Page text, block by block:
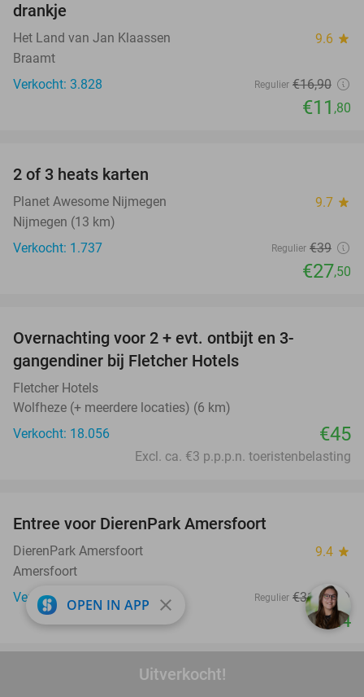
Uitverkocht!
drankje
Het Land van Jan Klaassen 9.6 star
Braamt
Verkocht: 3.828
Regulier €16,90
€11 ,80
2 of 3 heats karten
Planet Awesome Nijmegen 9.7 star
Nijmegen (13 km)
Verkocht: 1.737
Regulier €39
€27,50
Overnachting voor 2 + evt. ontbijt en 3-
gangendiner bij Fletcher Hotels
Fletcher Hotels
Wolfheze (+ meerdere locaties) (6 km)
Verkocht: 18.056
€45
Excl. ca. €3 p.p.p.n. toeristenbelasting
Entree voor DierenPark Amersfoort
DierenPark Amersfoort 9.4 star
Amersfoort
Verkocht: 8.598
Regulier €31 ,50
€24
favorite_border
OPEN IN APP close